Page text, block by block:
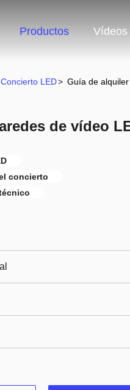
Productos Vídeos
LED> Guía de
de vídeo
concierto